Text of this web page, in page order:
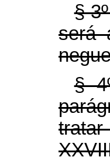
§
será
§